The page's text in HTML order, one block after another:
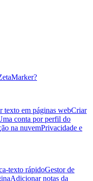
texto em páginas webCriar
conta por perfil do
na nuvemPrivacidade e
texto rápidoGestor de
Adicionar notas da